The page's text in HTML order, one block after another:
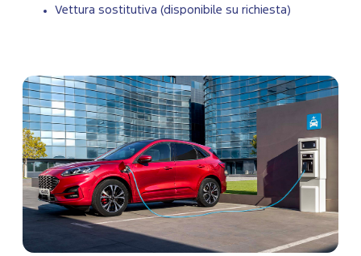
Vettura sostitutiva (disponibile su richiesta)